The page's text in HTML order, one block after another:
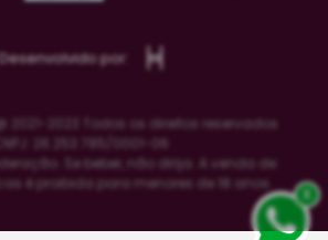
x
Desenvolvido por:
2021-2023 Todos os direitos reservados
CNPJ: 26.253.785/0001-06
Se beber, não dirija. A venda de
é proibida para menores de 18 anos.